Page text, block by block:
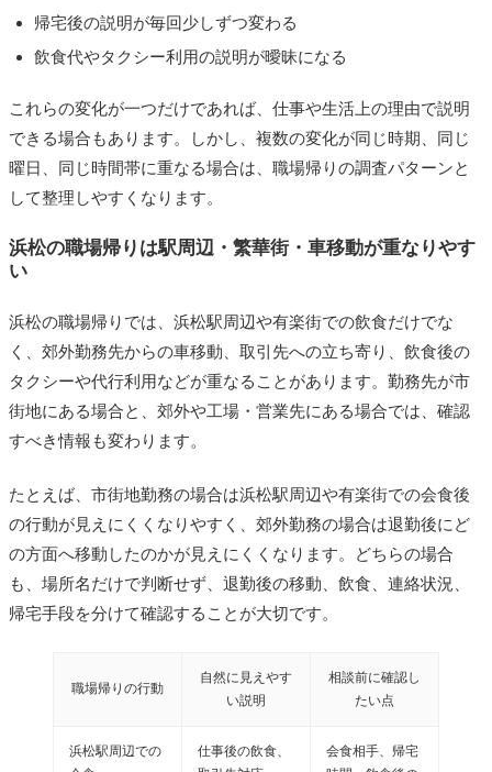
帰宅後の説明が毎回少しずつ変わる
飲食代やタクシー利用の説明が曖昧になる
これらの変化が一つだけであれば、仕事や生活上の理由で説明
できる場合もあります。しかし、複数の変化が同じ時期、同じ
曜日、同じ時間帯に重なる場合は、職場帰りの調査パターンと
して整理しやすくなります。
浜松の職場帰りは駅周辺・繁華街・車移動が重なりやす
い
浜松の職場帰りでは、浜松駅周辺や有楽街での飲食だけでな
く、郊外勤務先からの車移動、取引先への立ち寄り、飲食後の
タクシーや代行利用などが重なることがあります。勤務先が市
街地にある場合と、郊外や工場・営業先にある場合では、確認
すべき情報も変わります。
たとえば、市街地勤務の場合は浜松駅周辺や有楽街での会食後
の行動が見えにくくなりやすく、郊外勤務の場合は退勤後にど
の方面へ移動したのかが見えにくくなります。どちらの場合
も、場所名だけで判断せず、退勤後の移動、飲食、連絡状況、
帰宅手段を分けて確認することが大切です。
職場帰りの行動
自然に見えやす
い説明
相談前に確認し
たい点
浜松駅周辺での
仕事後の飲食、
会食相手、帰宅